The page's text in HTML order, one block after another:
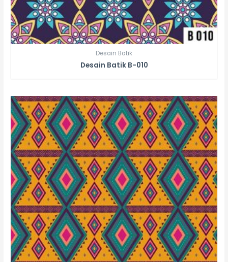
Desain Batik
Desain Batik B-010